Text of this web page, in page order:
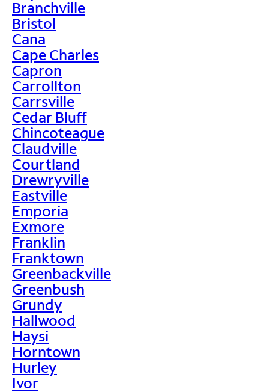
Branchville
Bristol
Cana
Cape Charles
Capron
Carrollton
Carrsville
Cedar Bluff
Chincoteague
Claudville
Courtland
Drewryville
Eastville
Emporia
Exmore
Franklin
Franktown
Greenbackville
Greenbush
Grundy
Hallwood
Haysi
Horntown
Hurley
Ivor